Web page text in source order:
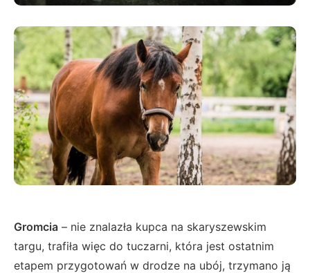
Gromcia – nie znalazła kupca na skaryszewskim
targu, trafiła więc do tuczarni, która jest ostatnim
etapem przygotowań w drodze na ubój, trzymano ją